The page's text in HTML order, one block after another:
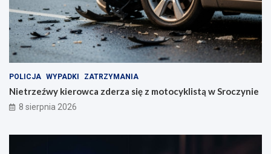
n
i
a
i
s
t
ą
w
S
r
o
POLICJA WYPADKI ZATRZYMANIA
Nietrzeźwy kierowca zderza się z motocyklistą w Sroczynie
8 sierpnia 2026